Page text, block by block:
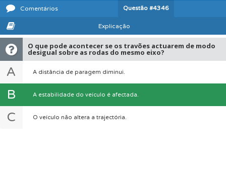
Comentários Questão #4346
Explicação
O que pode acontecer se os travões actuarem de modo
desigual sobre as rodas do mesmo eixo?
A A distância de paragem diminui.
B A estabilidade do veículo é afectada.
C O veículo não altera a trajectória.